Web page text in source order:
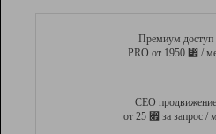
Премиум доступ
PRO от 1950 ⃏ /
СЕО продвижение
от 25 ⃏ за запрос /